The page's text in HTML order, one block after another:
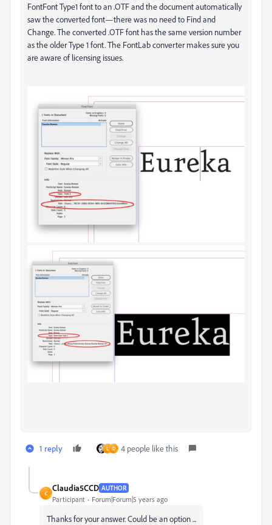
FontFont Type1 font to an .OTF and the document automatically
saw the converted font—there was no need to Find and
Change. The converted .OTF font has the same version number
as the older Type 1 font. The FontLab converter makes sure you
are aware of licensing issues.
1 reply L D 4 people like this
C
Claudia5CCD AUTHOR
Participant Forum|Forum|5 years ago
Thanks for your answer. Could be an option ...